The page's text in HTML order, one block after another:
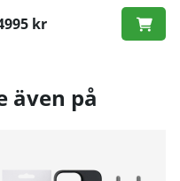
kr
även på